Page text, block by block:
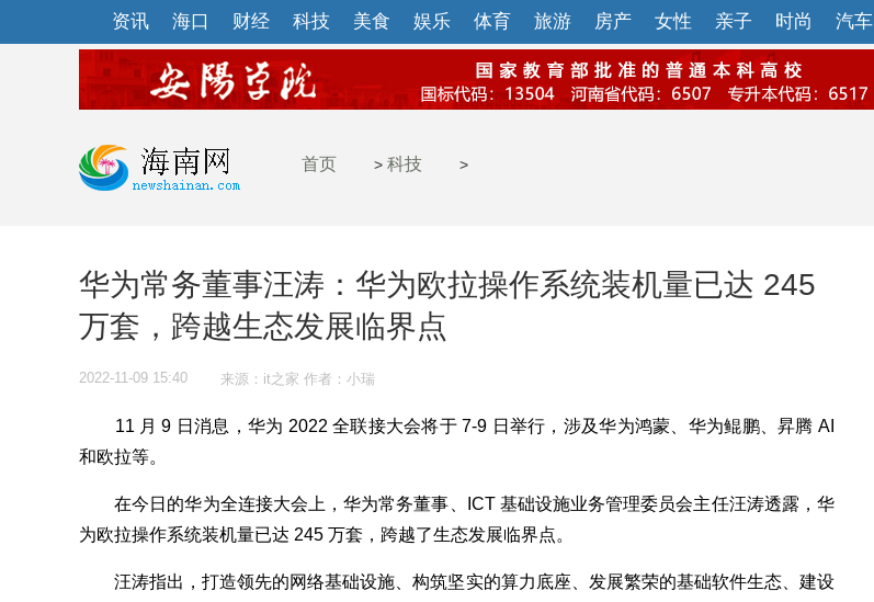
资讯 海口 财经 科技 美食 娱乐 体育 旅游 房产 女性 亲子 时尚 汽车
首页 > 科技 >
华为常务董事汪涛：华为欧拉操作系统装机量已达 245
万套，跨越生态发展临界点
2022-11-09 15:40 来源：it之家 作者：小瑞
11 月 9 日消息，华为 2022 全联接大会将于 7-9 日举行，涉及华为鸿蒙、华为鲲鹏、昇腾 AI
和欧拉等。
在今日的华为全连接大会上，华为常务董事、ICT 基础设施业务管理委员会主任汪涛透露，华
为欧拉操作系统装机量已达 245 万套，跨越了生态发展临界点。
汪涛指出，打造领先的网络基础设施、构筑坚实的算力底座、发展繁荣的基础软件生态、建设